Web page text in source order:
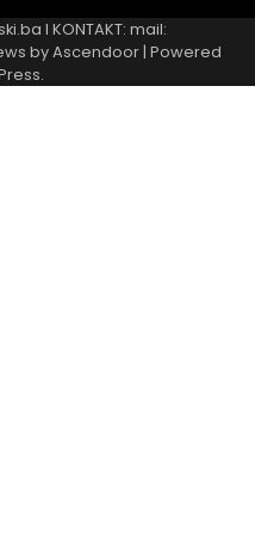
I KONTAKT: mail:
byAscendoor| Powered
.